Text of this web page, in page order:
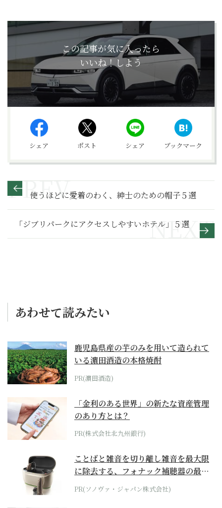
この記事が気に入ったら
いいね！しよう
シェア ポスト シェア ブックマーク
使うほどに愛着のわく、紳士のための帽子５選
「ジブリパークにアクセスしやすいホテル」５選
あわせて読みたい
鹿児島県産の芋のみを用いて造られて
いる濵田酒造の本格焼酎
PR(濵田酒造)
「金利のある世界」の新たな資産管理
のあり方とは？
PR(株式会社北九州銀行)
ことばと雑音を切り離し雑音を最大限
に除去する、フォナック補聴器の最上
位モデル
PR(ソノヴァ・ジャパン株式会社)